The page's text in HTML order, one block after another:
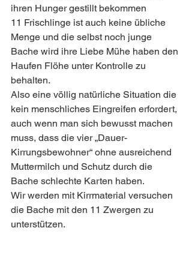
ihren Hunger gestillt bekommen
11 Frischlinge ist auch keine übliche
Menge und die selbst noch junge
Bache wird ihre Liebe Mühe haben den
Haufen Flöhe unter Kontrolle zu
behalten.
Also eine völlig natürliche Situation die
kein menschliches Eingreifen erfordert,
auch wenn man sich bewusst machen
muss, dass die vier „Dauer-
Kirrungsbewohner“ ohne ausreichend
Muttermilch und Schutz durch die
Bache schlechte Karten haben.
Wir werden mit Kirrmaterial versuchen
die Bache mit den 11 Zwergen zu
unterstützen.